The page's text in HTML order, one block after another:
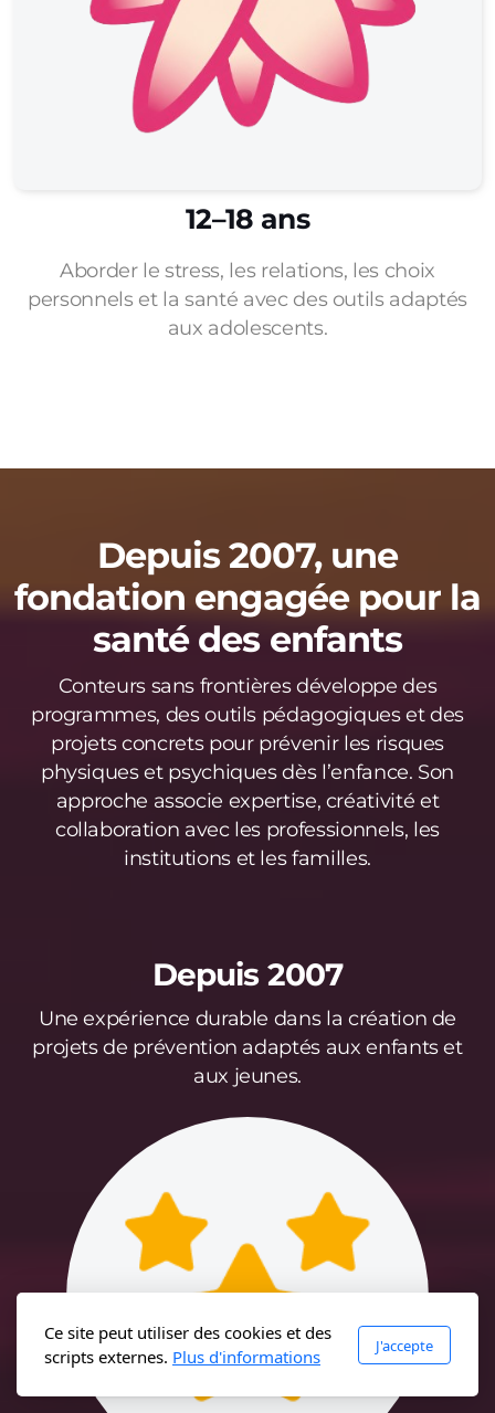
12–18 ans
Aborder le stress, les relations, les choix
personnels et la santé avec des outils adaptés
aux adolescents.
Depuis 2007, une
fondation engagée pour la
santé des enfants
Conteurs sans frontières développe des
programmes, des outils pédagogiques et des
projets concrets pour prévenir les risques
physiques et psychiques dès l’enfance. Son
approche associe expertise, créativité et
collaboration avec les professionnels, les
institutions et les familles.
Depuis 2007
Une expérience durable dans la création de
projets de prévention adaptés aux enfants et
aux jeunes.
Ce site peut utiliser des cookies et des
scripts externes. Plus d'informations
J'accepte